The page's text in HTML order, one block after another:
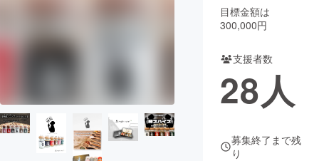
コミュニティ
目標金額は
300,000円
支援者数
28人
募集終了まで残
り